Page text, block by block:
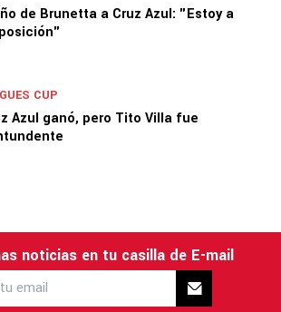
de Brunetta a Cruz Azul: "Estoy a
CUP
Azul ganó, pero Tito Villa fue
noticias en tu casilla de E-mail